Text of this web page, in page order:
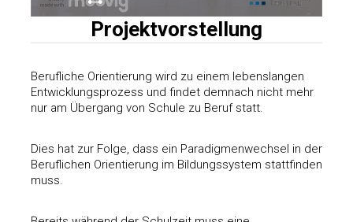
Projektvorstellung
Berufliche Orientierung wird zu einem lebenslangen
Entwicklungsprozess und findet demnach nicht mehr
nur am Übergang von Schule zu Beruf statt.
Dies hat zur Folge, dass ein Paradigmenwechsel in der
Beruflichen Orientierung im Bildungssystem stattfinden
muss.